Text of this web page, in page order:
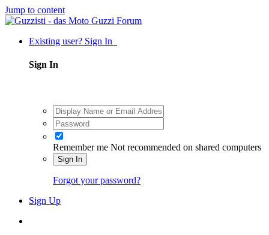
Jump to content
Existing user? Sign In
Sign In
Remember me Not recommended on shared computers
Sign In
Forgot your password?
Sign Up